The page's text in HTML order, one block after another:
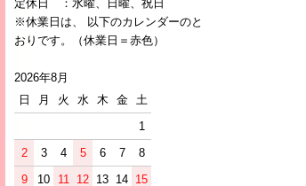
定休日 ：水曜、日曜、祝日
※休業日は、 以下のカレンダーのと
おりです。（休業日＝赤色）
2026年8月
日
月 火 水 木 金
土
1
2
3 4 5 6 7
8
9
10 11 12 13 14 15